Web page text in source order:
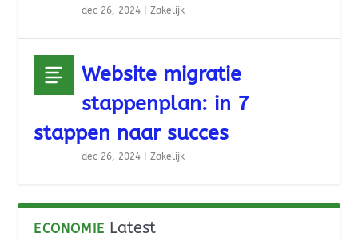
dec 26, 2024 |Zakelijk
Website migratie
stappenplan: in 7
stappen naar succes
dec 26, 2024 |Zakelijk
ECONOMIE Latest